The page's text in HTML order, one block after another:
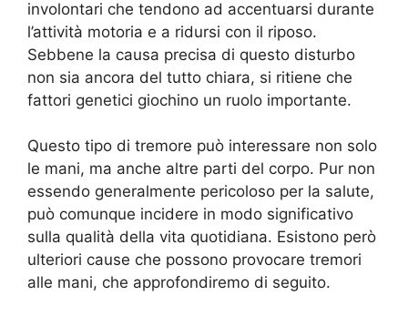
involontari che tendono ad accentuarsi durante
l’attività motoria e a ridursi con il riposo.
Sebbene la causa precisa di questo disturbo
non sia ancora del tutto chiara, si ritiene che
fattori genetici giochino un ruolo importante.
Questo tipo di tremore può interessare non solo
le mani, ma anche altre parti del corpo. Pur non
essendo generalmente pericoloso per la salute,
può comunque incidere in modo significativo
sulla qualità della vita quotidiana. Esistono però
ulteriori cause che possono provocare tremori
alle mani, che approfondiremo di seguito.